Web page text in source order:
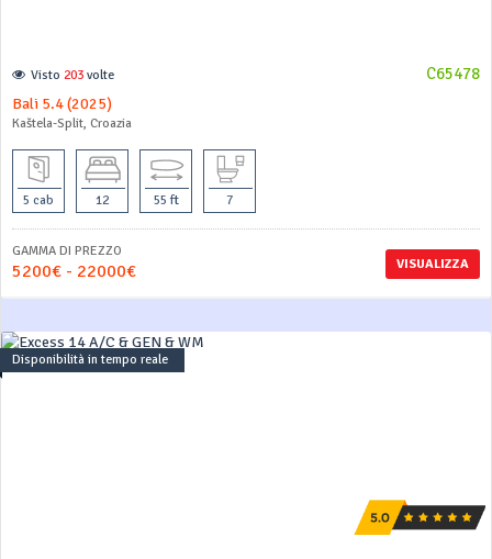
C65478
Visto 203 volte
Bali 5.4 (2025)
Kaštela-Split, Croazia
5 cab 12 55 ft 7
VISUALIZZA
GAMMA DI PREZZO
5200€ - 22000€
Disponibilità in tempo reale